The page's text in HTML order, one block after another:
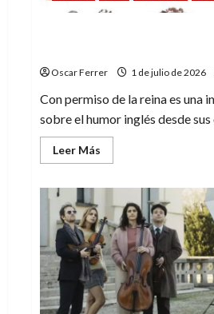
Oscar Ferrer 1 de julio de 2026
Con permiso de la reina es una
sobre el humor inglés desde sus
Leer Más
más
permiso
de
la
reina,
interesante
obra
que
merecía
mejor
edición